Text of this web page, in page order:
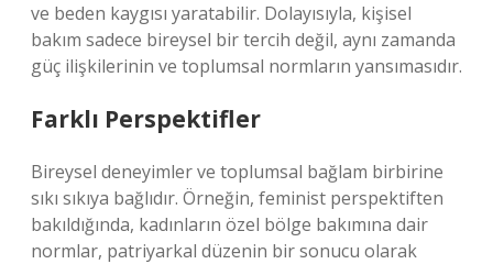
ve beden kaygısı yaratabilir. Dolayısıyla, kişisel
bakım sadece bireysel bir tercih değil, aynı zamanda
güç ilişkilerinin ve toplumsal normların yansımasıdır.
Farklı Perspektifler
Bireysel deneyimler ve toplumsal bağlam birbirine
sıkı sıkıya bağlıdır. Örneğin, feminist perspektiften
bakıldığında, kadınların özel bölge bakımına dair
normlar, patriyarkal düzenin bir sonucu olarak